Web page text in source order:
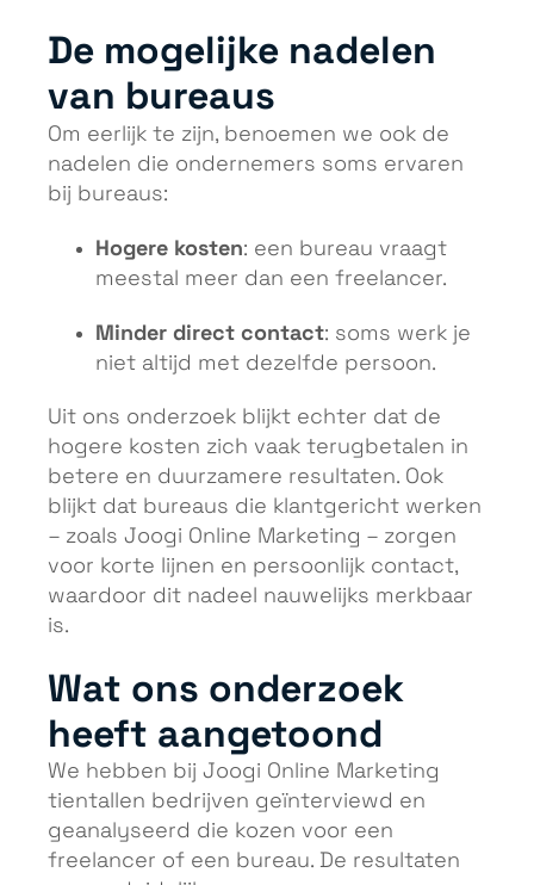
De mogelijke nadelen
van bureaus
Om eerlijk te zijn, benoemen we ook de
nadelen die ondernemers soms ervaren
bij bureaus:
Hogere kosten: een bureau vraagt
meestal meer dan een freelancer.
Minder direct contact: soms werk je
niet altijd met dezelfde persoon.
Uit ons onderzoek blijkt echter dat de
hogere kosten zich vaak terugbetalen in
betere en duurzamere resultaten. Ook
blijkt dat bureaus die klantgericht werken
– zoals Joogi Online Marketing – zorgen
voor korte lijnen en persoonlijk contact,
waardoor dit nadeel nauwelijks merkbaar
is.
Wat ons onderzoek
heeft aangetoond
We hebben bij Joogi Online Marketing
tientallen bedrijven geïnterviewd en
geanalyseerd die kozen voor een
freelancer of een bureau. De resultaten